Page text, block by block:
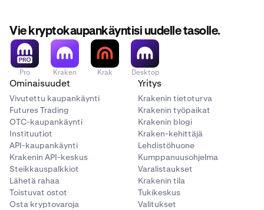
Vie kryptokaupankäyntisi uudelle tasolle.
Pro Kraken Krak Desktop
Ominaisuudet
Vivutettu kaupankäynti
Futures Trading
OTC-kaupankäynti
Instituutiot
API-kaupankäynti
Krakenin API-keskus
Steikkauspalkkiot
Lähetä rahaa
Toistuvat ostot
Osta kryptovaroja
Yritys
Krakenin tietoturva
Krakenin työpaikat
Krakenin blogi
Kraken-kehittäjä
Lehdistöhuone
Kumppanuusohjelma
Varalistaukset
Krakenin tila
Tukikeskus
Valitukset